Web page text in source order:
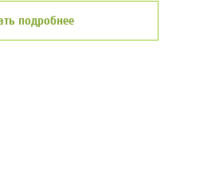
подробнее